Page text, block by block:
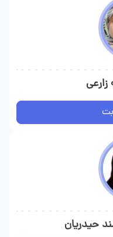
حیدریان